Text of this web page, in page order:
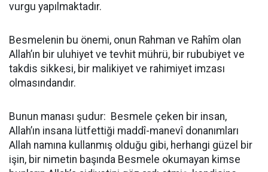
vurgu yapılmaktadır.
Besmelenin bu önemi, onun Rahman ve Rahîm olan
Allah’ın bir uluhiyet ve tevhit mührü, bir rububiyet ve
takdis sikkesi, bir malikiyet ve rahimiyet imzası
olmasındandır.
Bunun manası şudur: Besmele çeken bir insan,
Allah’ın insana lütfettiği maddî-manevî donanımları
Allah namına kullanmış olduğu gibi, herhangi güzel bir
işin, bir nimetin başında Besmele okumayan kimse